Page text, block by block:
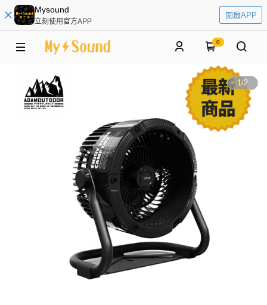
Mysound
立刻使用官方APP
開啟APP
0
1/2